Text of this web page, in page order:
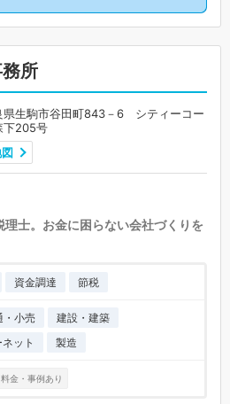
所
県生駒市谷田町843－6 シティーコー
下205号
士。お金に困らない会社づくりを
資金調達 節税
・小売
建設・建築
ット
製造
料金・事例あり